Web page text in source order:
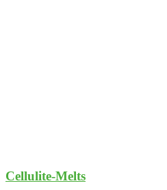
Cellulite-Melts